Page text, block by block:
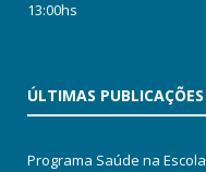
13:00hs
ÚLTIMAS PUBLICAÇÕES
Programa Saúde na Escola